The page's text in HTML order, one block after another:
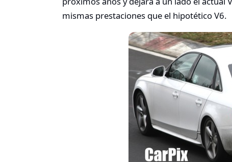
mismas prestaciones que el hipotético V6.